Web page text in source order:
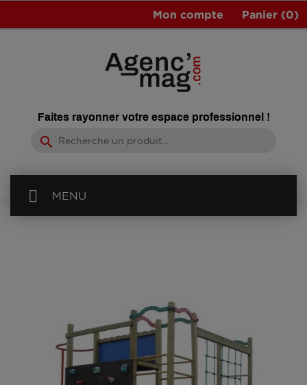
Panier (0)
Mon compte
Faites rayonner votre espace professionnel !
search
MENU